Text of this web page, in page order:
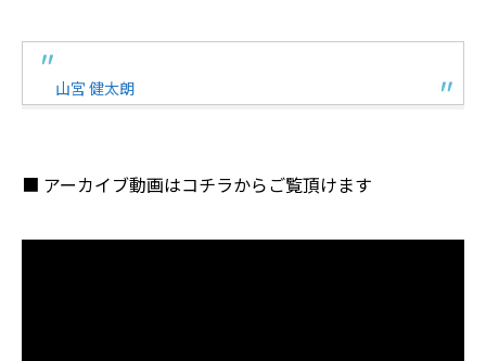
山宮 健太朗
■ アーカイブ動画はコチラからご覧頂けます